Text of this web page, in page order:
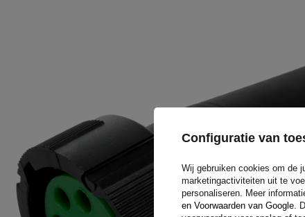
Configuratie van
Wij gebruiken cookies om de
marketingactiviteiten uit te
personaliseren. Meer
en Voorwaarden van Google.